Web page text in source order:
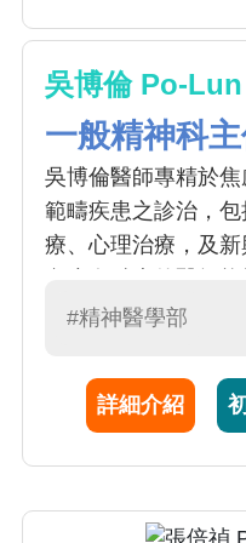
吳博倫 Po-
一般精神科
吳博倫醫師專精於
範疇疾患之診治，
療、心理治療，及
面向評估及服務，
務、教學，及訓練
植、兒童罕見疾病
#精神醫學部
詳細介紹